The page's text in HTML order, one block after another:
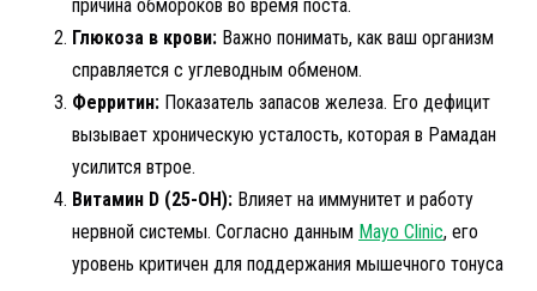
причина обмороков во время поста.
Глюкоза в крови: Важно понимать, как ваш организм
справляется с углеводным обменом.
Ферритин: Показатель запасов железа. Его дефицит
вызывает хроническую усталость, которая в Рамадан
усилится втрое.
Витамин D (25-OH): Влияет на иммунитет и работу
нервной системы. Согласно данным Mayo Clinic, его
уровень критичен для поддержания мышечного тонуса